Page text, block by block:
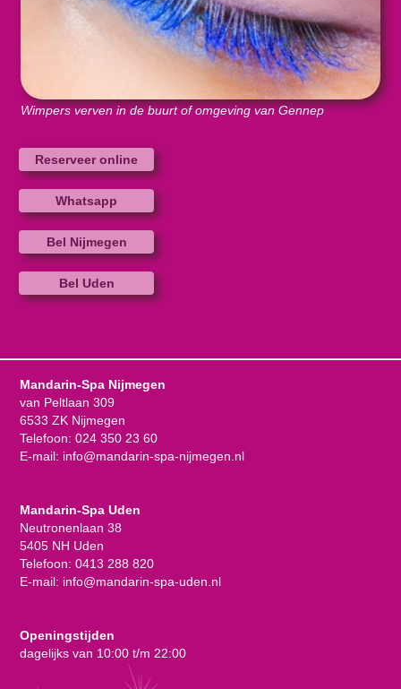
Wimpers verven in de buurt of omgeving van Gennep
Reserveer online
Whatsapp
Bel Nijmegen
Bel Uden
Mandarin-Spa Nijmegen
van Peltlaan 309
6533 ZK Nijmegen
Telefoon: 024 350 23 60
E-mail: info@mandarin-spa-nijmegen.nl
Mandarin-Spa Uden
Neutronenlaan 38
5405 NH Uden
Telefoon: 0413 288 820
E-mail: info@mandarin-spa-uden.nl
Openingstijden
dagelijks van 10:00 t/m 22:00